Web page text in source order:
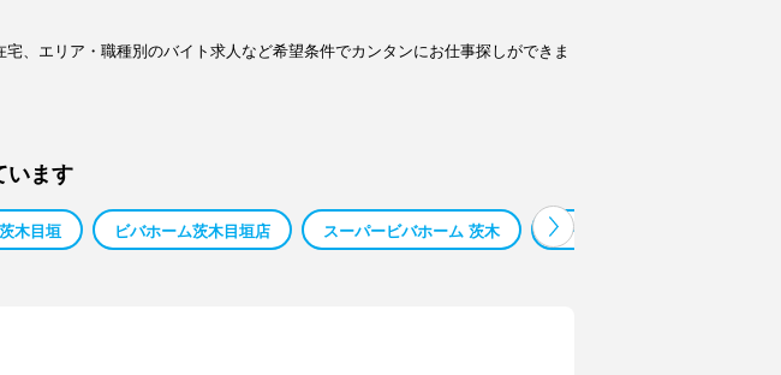
、エリア・職種別のバイト求人など希望条件でカンタンにお仕事探しができま
います
木目垣 ビバホーム茨木目垣店 スーパービバホーム 茨木 スーパービバホーム 茨木市